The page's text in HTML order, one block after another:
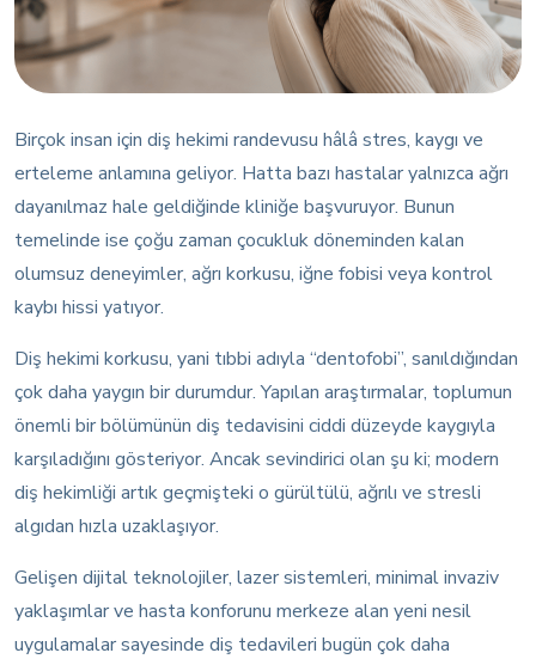
Birçok insan için diş hekimi randevusu hâlâ stres, kaygı ve
erteleme anlamına geliyor. Hatta bazı hastalar yalnızca ağrı
dayanılmaz hale geldiğinde kliniğe başvuruyor. Bunun
temelinde ise çoğu zaman çocukluk döneminden kalan
olumsuz deneyimler, ağrı korkusu, iğne fobisi veya kontrol
kaybı hissi yatıyor.
Diş hekimi korkusu, yani tıbbi adıyla “dentofobi”, sanıldığından
çok daha yaygın bir durumdur. Yapılan araştırmalar, toplumun
önemli bir bölümünün diş tedavisini ciddi düzeyde kaygıyla
karşıladığını gösteriyor. Ancak sevindirici olan şu ki; modern
diş hekimliği artık geçmişteki o gürültülü, ağrılı ve stresli
algıdan hızla uzaklaşıyor.
Gelişen dijital teknolojiler, lazer sistemleri, minimal invaziv
yaklaşımlar ve hasta konforunu merkeze alan yeni nesil
uygulamalar sayesinde diş tedavileri bugün çok daha